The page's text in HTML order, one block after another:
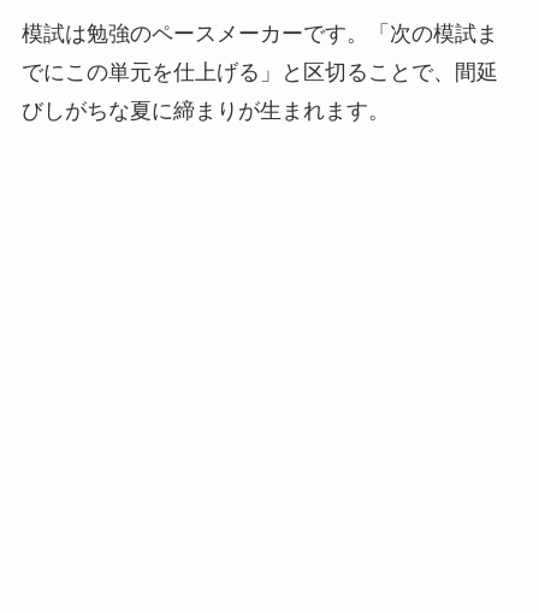
模試は勉強のペースメーカーです。「次の模試ま
でにこの単元を仕上げる」と区切ることで、間延
びしがちな夏に締まりが生まれます。